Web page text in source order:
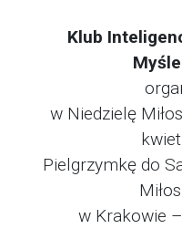
Klub
w Niedzielę
Pielgrzymkę do
w Krakowie